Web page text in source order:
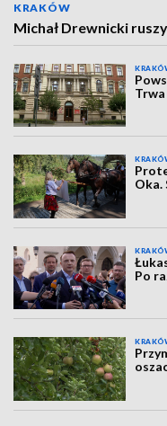
KRAKÓW
Michał Drewnicki
Oka.
Po